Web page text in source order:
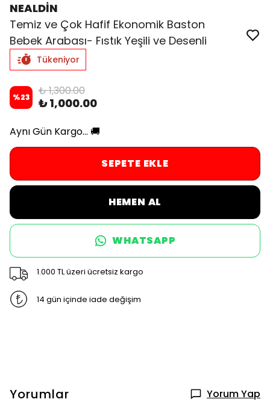
NEALDİN
Temiz ve Çok Hafif Ekonomik Baston
Bebek Arabası- Fıstık Yeşili ve Desenli
Tükeniyor
%23 ₺ 1,300.00
₺ 1,000.00
Aynı Gün Kargo... 🚚
SEPETE EKLE
HEMEN AL
WHATSAPP
1.000 TL üzeri ücretsiz kargo
14 gün içinde iade değişim
Yorumlar Yorum Yap